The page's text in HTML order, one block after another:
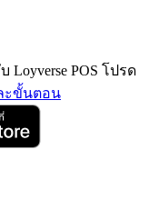
Loyverse POS โปรด
ะขั้นตอน